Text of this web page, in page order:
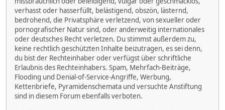
verhasst oder hasserfüllt, belästigend, obszön, lästernd,
bedrohend, die Privatsphäre verletzend, von sexueller oder
pornografischer Natur sind, oder anderweitig internationales
oder deutsches Recht verletzen. Du stimmst außerdem zu,
keine rechtlich geschützten Inhalte beizutragen, es sei denn,
du bist der Rechteinhaber oder verfügst über schriftliche
Erlaubnis des Rechteinhabers. Spam, Mehrfach-Beiträge,
Flooding und Denial-of-Service-Angriffe, Werbung,
Kettenbriefe, Pyramidenschemata und versuchte Anstiftung
sind in diesem Forum ebenfalls verboten.